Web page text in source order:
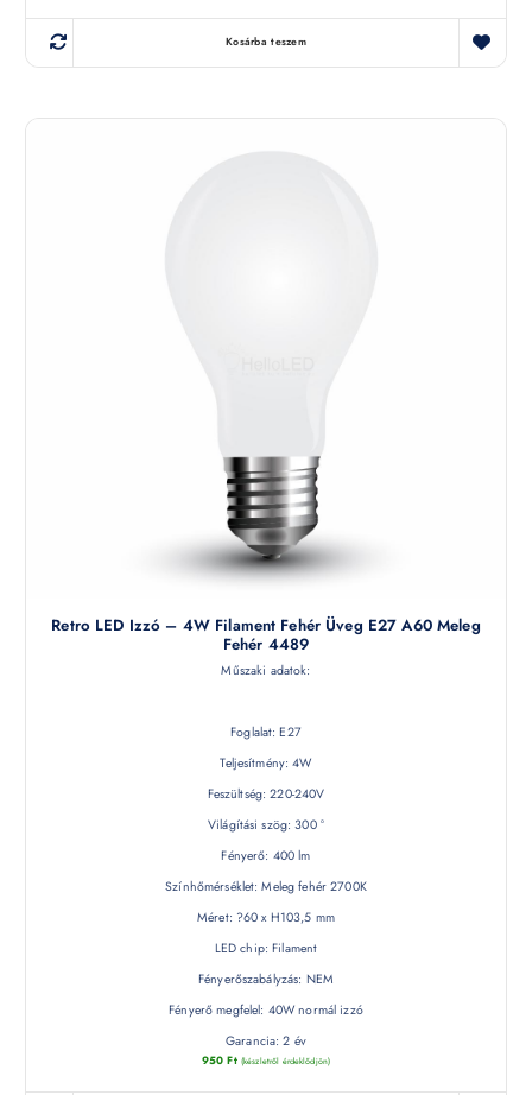
Kosárba teszem
Retro LED Izzó – 4W Filament Fehér Üveg E27 A60 Meleg
Fehér 4489
Műszaki adatok:
Foglalat: E27
Teljesítmény: 4W
Feszültség: 220-240V
Világítási szög: 300 °
Fényerő: 400 lm
Színhőmérséklet: Meleg fehér 2700K
Méret: ?60 x H103,5 mm
LED chip: Filament
Fényerőszabályzás: NEM
Fényerő megfelel: 40W normál izzó
Garancia: 2 év
950Ft (készletről érdeklődjön)